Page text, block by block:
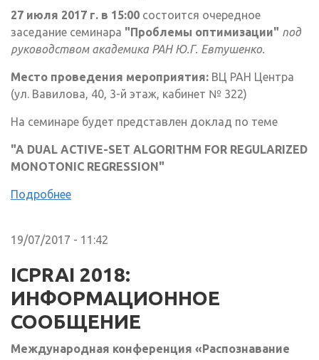
27 июля 2017 г. в 15:00 состоится очередное
заседание семинара "Проблемы оптимизации" под
руководством академика РАН Ю.Г. Евтушенко.
Место проведения мероприятия: ВЦ РАН Центра
(ул. Вавилова, 40, 3-й этаж, кабинет № 322)
На семинаре будет представлен доклад по теме
"A DUAL ACTIVE-SET ALGORITHM FOR REGULARIZED
MONOTONIC REGRESSION"
Подробнее
19/07/2017 - 11:42
ICPRAI 2018:
ИНФОРМАЦИОННОЕ
СООБЩЕНИЕ
Международная конференция «Распознавание